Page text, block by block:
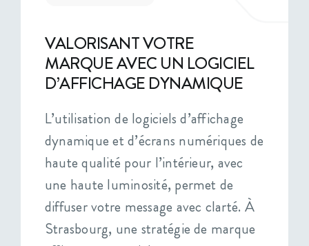
VALORISANT VOTRE
MARQUE AVEC UN LOGICIEL
D’AFFICHAGE DYNAMIQUE
L’utilisation de logiciels d’affichage
dynamique et d’écrans numériques de
haute qualité pour l’intérieur, avec
une haute luminosité, permet de
diffuser votre message avec clarté. À
Strasbourg, une stratégie de marque